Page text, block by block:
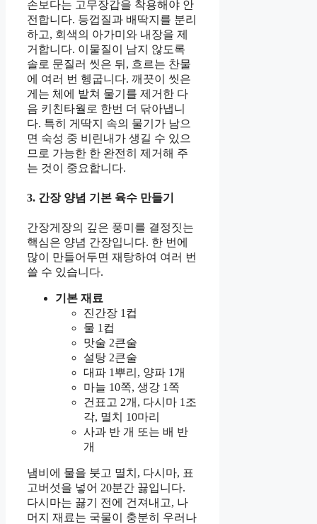
손보다는 고무장갑을 착용해야 안
전합니다. 등껍질과 배딱지를 분리
하고, 회색의 아가미와 내장을 제
거합니다. 이물질이 남지 않도록
솔로 문질러 씻은 뒤, 흐르는 찬물
에 여러 번 헹굽니다. 깨끗이 씻은
게는 체에 밭쳐 물기를 제거한 다
음 키친타월로 한번 더 닦아냅니
다. 특히 게딱지 속의 물기가 남으
면 숙성 중 비린내가 생길 수 있으
므로 가능한 한 완전히 제거해 주
는 것이 중요합니다.
3. 간장 양념 기본 육수 만들기
간장게장의 깊은 풍미를 결정짓는
핵심은 양념 간장입니다. 한 번에
많이 만들어두면 재탕하여 여러 번
쓸 수 있습니다.
기본 재료
진간장 1컵
물 1컵
맛술 2큰술
설탕 2큰술
대파 1뿌리, 양파 1개
마늘 10쪽, 생강 1쪽
건표고 2개, 다시마 1조
각, 멸치 10마리
사과 반 개 또는 배 반
개
냄비에 물을 붓고 멸치, 다시마, 표
고버섯을 넣어 20분간 끓입니다.
다시마는 끓기 전에 건져내고, 나
머지 재료는 국물이 충분히 우러나